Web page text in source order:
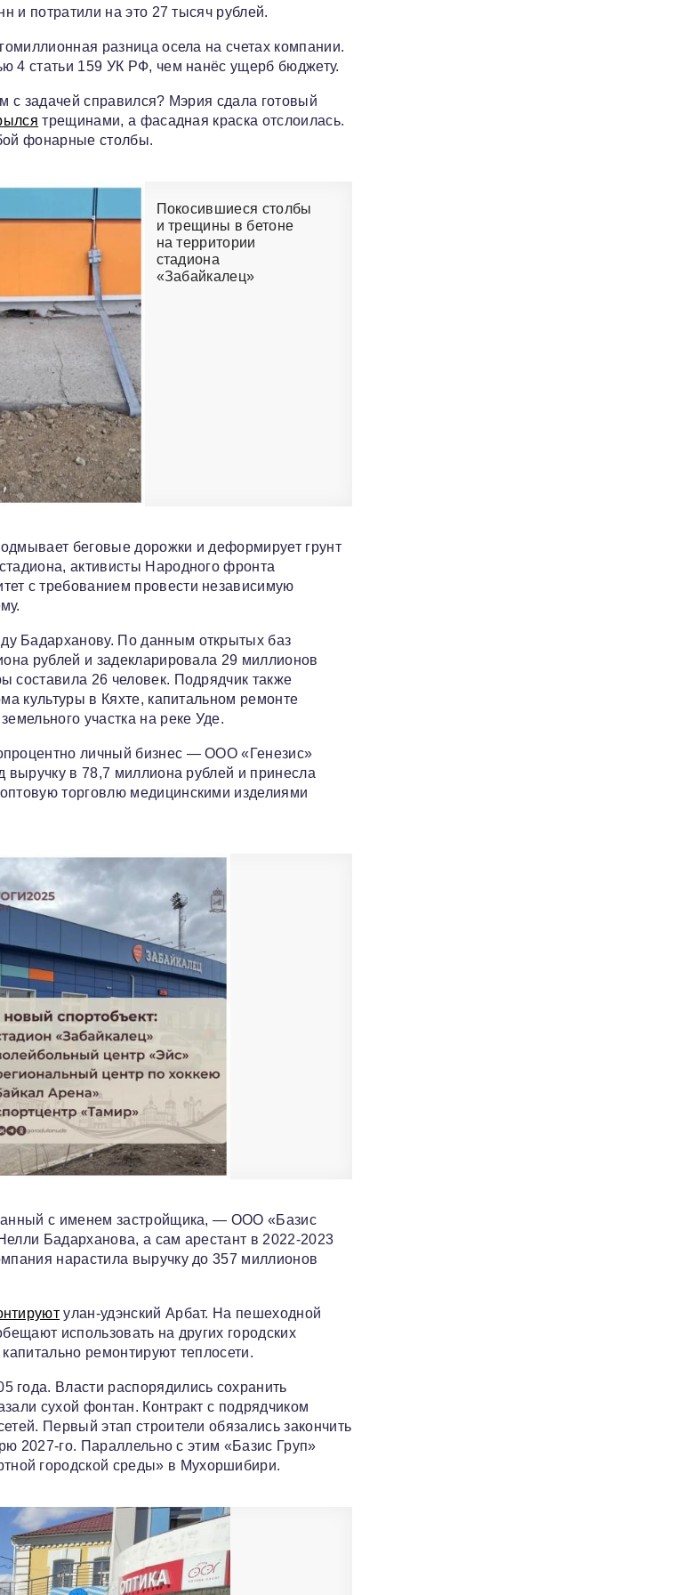
и потратили на это 27 тысяч рублей.
разница осела на счетах компании.
4 статьи 159 УК РФ, чем нанёс ущерб бюджету.
с задачей справился? Мэрия сдала готовый
трещинами, а фасадная краска отслоилась.
фонарные столбы.
Покосившиеся столбы
и трещины в бетоне
на территории
стадиона
«Забайкалец»
беговые дорожки и деформирует грунт
активисты Народного фронта
с требованием провести независимую
Бадарханову. По данным открытых баз
рублей и задекларировала 29 миллионов
составила 26 человек. Подрядчик также
культуры в Кяхте, капитальном ремонте
участка на реке Уде.
личный бизнес — ООО «Генезис»
в 78,7 миллиона рублей и принесла
торговлю медицинскими изделиями
с именем застройщика, — ООО «Базис
Бадарханова, а сам арестант в 2022-2023
нарастила выручку до 357 миллионов
улан-удэнский Арбат. На пешеходной
использовать на других городских
ремонтируют теплосети.
Власти распорядились сохранить
сухой фонтан. Контракт с подрядчиком
Первый этап строители обязались закончить
2027-го. Параллельно с этим «Базис Груп»
городской среды» в Мухоршибири.